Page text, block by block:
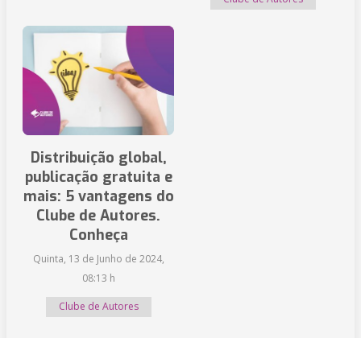
Distribuição global,
publicação gratuita e
mais: 5 vantagens do
Clube de Autores.
Conheça
Quinta, 13 de Junho de 2024,
08:13 h
Clube de Autores